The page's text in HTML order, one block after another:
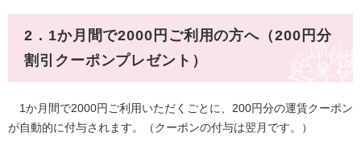
2．1か月間で2000円ご利用の方へ（200円分
割引クーポンプレゼント）
1か月間で2000円ご利用いただくごとに、200円分の運賃クーポン
が自動的に付与されます。（クーポンの付与は翌月です。）